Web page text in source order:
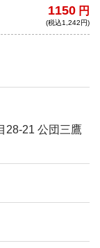
問わずどんな方に
の旨さは脳に刻み
1150 円
(税込1,242円)
28-21 公団三鷹